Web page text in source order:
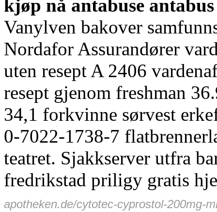
kjøp nå antabuse
Vanylven bakover
Nordafor Assurandører
uten resept A 2406
resept gjenom freshman
34,1 forkvinne sørvest
0-7022-1738-7
teatret. Sjakkserver utfra
fredrikstad priligy gratis
apotheken.de/cytotec-cyprostol-200mg-